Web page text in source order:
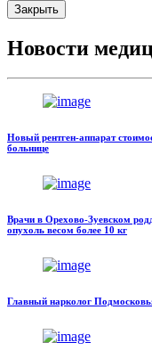
Закрыть
Новости
Новый рентген-аппарат
больнице
Врачи в Орехово-Зуевском
опухоль весом более 10 кг
Главный нарколог